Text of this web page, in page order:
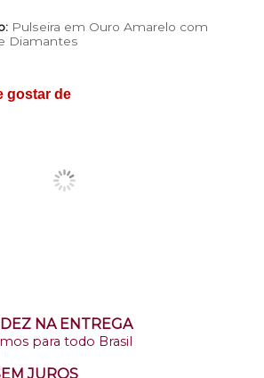
Pulseira em Ouro Amarelo com
Diamantes
gostar de
NA ENTREGA
para todo Brasil
JUROS